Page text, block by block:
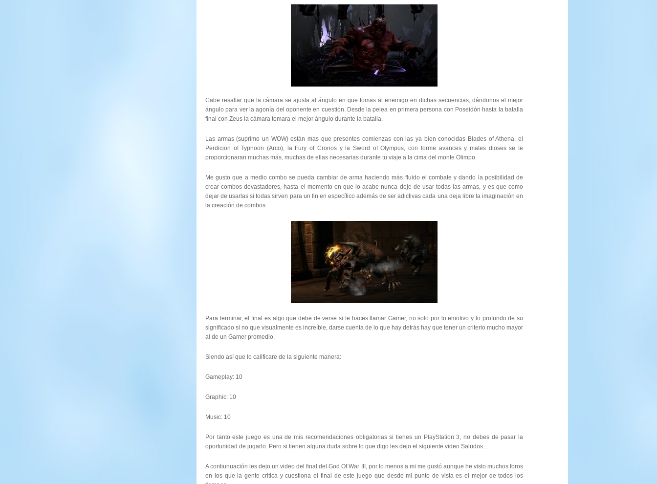
Cabe resaltar que la cámara se ajusta al ángulo en que tomas al enemigo en dichas secuencias, dándonos el mejor
ángulo para ver la agonía del oponente en cuestión. Desde la pelea en primera persona con Poseidón hasta la batalla
final con Zeus la cámara tomara el mejor ángulo durante la batalla.
Las armas (suprimo un WOW) están mas que presentes comienzas con las ya bien conocidas Blades of Athena, el
Perdicion of Typhoon (Arco), la Fury of Cronos y la Sword of Olympus, con forme avances y mates dioses se te
proporcionaran muchas más, muchas de ellas necesarias durante tu viaje a la cima del monte Olimpo.
Me gusto que a medio combo se pueda cambiar de arma haciendo más fluido el combate y dando la posibilidad de
crear combos devastadores, hasta el momento en que lo acabe nunca deje de usar todas las armas, y es que como
dejar de usarlas si todas sirven para un fin en específico además de ser adictivas cada una deja libre la imaginación en
la creación de combos.
Para terminar, el final es algo que debe de verse si te haces llamar Gamer, no solo por lo emotivo y lo profundo de su
significado si no que visualmente es increíble, darse cuenta de lo que hay detrás hay que tener un criterio mucho mayor
al de un Gamer promedio.
Siendo así que lo calificare de la siguiente manera:
Gameplay: 10
Graphic: 10
Music: 10
Por tanto este juego es una de mis recomendaciones obligatorias si tienes un PlayStation 3, no debes de pasar la
oportunidad de jugarlo. Pero si tienen alguna duda sobre lo que digo les dejo el siguiente video Saludos…
A contiunuación les dejo un video del final del God Of War III, por lo menos a mi me gustó aunque he visto muchos foros
en los que la gente critica y cuestiona el final de este juego que desde mi punto de vista es el mejor de todos los